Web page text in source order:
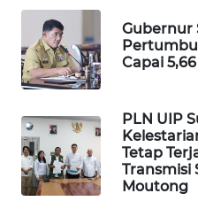
Gubernur
Capai
PLN UIP
Tetap
Transmisi
Moutong
WAHANA
OTOMOTIF
WAHANA
WAHANA
DESA
WISATA